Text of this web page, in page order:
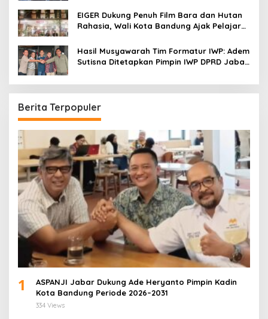
EIGER Dukung Penuh Film Bara dan Hutan
Rahasia, Wali Kota Bandung Ajak Pelajar
Hasil Musyawarah Tim Formatur IWP: Adem
Sutisna Ditetapkan Pimpin IWP DPRD Jabar
Berita Terpopuler
1
ASPANJI Jabar Dukung Ade Heryanto Pimpin Kadin
Kota Bandung Periode 2026–2031
334 Views